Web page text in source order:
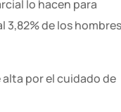
lo hacen para
3,82% de los hombres
alta por el cuidado de